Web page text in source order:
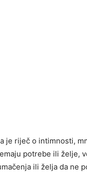
je riječ o intimnosti,
potrebe ili želje,
ili želja da ne